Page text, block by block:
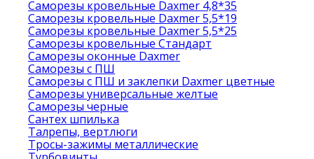
Саморезы кровельные Daxmer 4,8*35
Саморезы кровельные Daxmer 5,5*19
Саморезы кровельные Daxmer 5,5*25
Саморезы кровельные Стандарт
Саморезы оконные Daxmer
Саморезы с ПШ
Саморезы с ПШ и заклепки Daxmer цветные
Саморезы универсальные желтые
Саморезы черные
Сантех шпилька
Талрепы, вертлюги
Тросы-зажимы металлические